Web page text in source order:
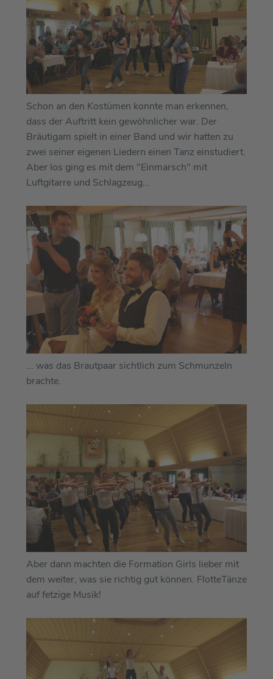
Schon an den Kostümen konnte man erkennen,
dass der Auftritt kein gewöhnlicher war. Der
Bräutigam spielt in einer Band und wir hatten zu
zwei seiner eigenen Liedern einen Tanz einstudiert.
Aber los ging es mit dem "Einmarsch" mit
Luftgitarre und Schlagzeug...
... was das Brautpaar sichtlich zum Schmunzeln
brachte.
Aber dann machten die Formation Girls lieber mit
dem weiter, was sie richtig gut können. FlotteTänze
auf fetzige Musik!